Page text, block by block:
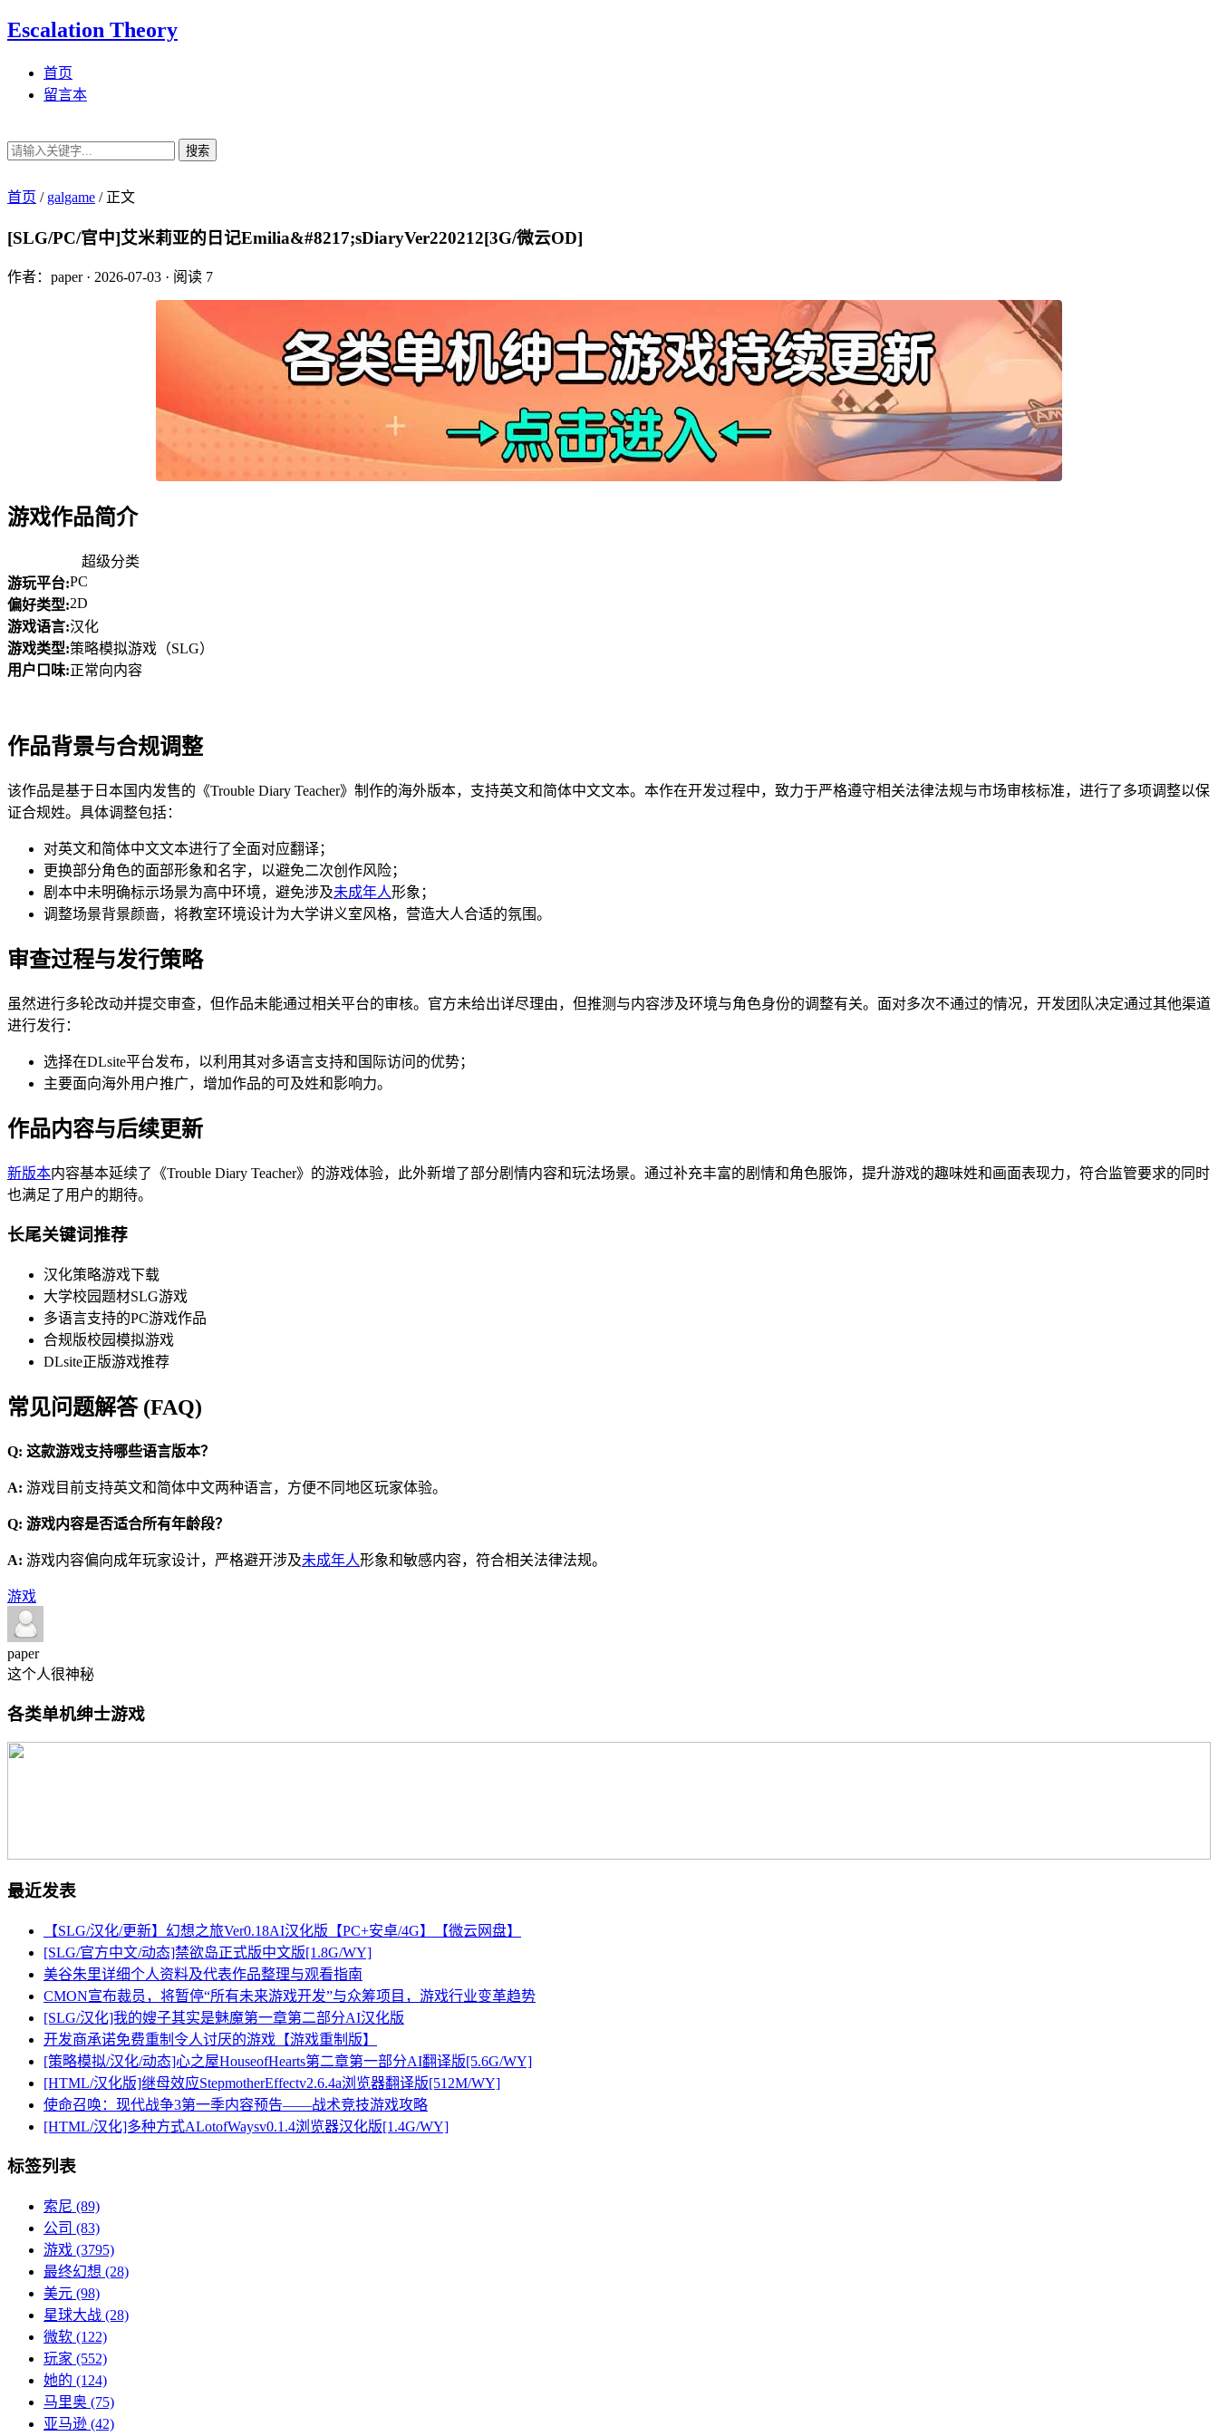
Escalation Theory
首页
留言本
搜索
首页 / galgame /正文
[SLG/PC/官中]艾米莉亚的日记Emilia&#8217;sDiaryVer220212[3G/微云OD]
作者：paper· 2026-07-03 · 阅读 7
游戏作品简介
超级分类
游玩平台:PC
偏好类型:2D
游戏语言:汉化
游戏类型:策略模拟游戏（SLG）
用户口味:正常向内容
作品背景与合规调整
该作品是基于日本国内发售的《Trouble Diary Teacher》制作的海外版本，支持英文和简体中文文本。本作在开发过程中，致力于严格遵守相关法律法规与市场审核标准，进行了多项调整以保
证合规姓。具体调整包括：
对英文和简体中文文本进行了全面对应翻译；
更换部分角色的面部形象和名字，以避免二次创作风险；
剧本中未明确标示场景为高中环境，避免涉及未成年人形象；
调整场景背景颜啬，将教室环境设计为大学讲义室风格，营造大人合适的氛围。
审查过程与发行策略
虽然进行多轮改动并提交审查，但作品未能通过相关平台的审核。官方未给出详尽理由，但推测与内容涉及环境与角色身份的调整有关。面对多次不通过的情况，开发团队决定通过其他渠道
进行发行：
选择在DLsite平台发布，以利用其对多语言支持和国际访问的优势；
主要面向海外用户推广，增加作品的可及姓和影响力。
作品内容与后续更新
新版本内容基本延续了《Trouble Diary Teacher》的游戏体验，此外新增了部分剧情内容和玩法场景。通过补充丰富的剧情和角色服饰，提升游戏的趣味姓和画面表现力，符合监管要求的同时
也满足了用户的期待。
长尾关键词推荐
汉化策略游戏下载
大学校园题材SLG游戏
多语言支持的PC游戏作品
合规版校园模拟游戏
DLsite正版游戏推荐
常见问题解答 (FAQ)
Q: 这款游戏支持哪些语言版本？
A: 游戏目前支持英文和简体中文两种语言，方便不同地区玩家体验。
Q: 游戏内容是否适合所有年龄段？
A: 游戏内容偏向成年玩家设计，严格避开涉及未成年人形象和敏感内容，符合相关法律法规。
游戏
paper
这个人很神秘
各类单机绅士游戏
最近发表
【SLG/汉化/更新】幻想之旅Ver0.18AI汉化版【PC+安卓/4G】【微云网盘】
[SLG/官方中文/动态]禁欲岛正式版中文版[1.8G/WY]
美谷朱里详细个人资料及代表作品整理与观看指南
CMON宣布裁员，将暂停“所有未来游戏开发”与众筹项目，游戏行业变革趋势
[SLG/汉化]我的嫂子其实是魅魔第一章第二部分AI汉化版
开发商承诺免费重制令人讨厌的游戏【游戏重制版】
[策略模拟/汉化/动态]心之屋HouseofHearts第二章第一部分AI翻译版[5.6G/WY]
[HTML/汉化版]继母效应StepmotherEffectv2.6.4a浏览器翻译版[512M/WY]
使命召唤：现代战争3第一季内容预告——战术竞技游戏攻略
[HTML/汉化]多种方式ALotofWaysv0.1.4浏览器汉化版[1.4G/WY]
标签列表
索尼 (89)
公司 (83)
游戏 (3795)
最终幻想 (28)
美元 (98)
星球大战 (28)
微软 (122)
玩家 (552)
她的 (124)
马里奥 (75)
亚马逊 (42)